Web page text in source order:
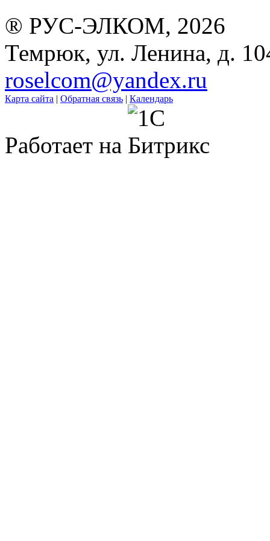
® РУС-ЭЛКОМ, 2026
Темрюк, ул. Ленина, д.
roselcom@yandex.ru
Карта сайта | Обратная связь | Календарь
Работает на